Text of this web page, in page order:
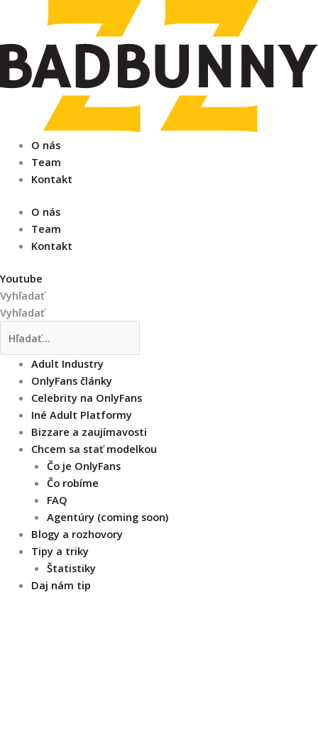
obsah
O nás
Team
Kontakt
O nás
Team
Kontakt
Youtube
Vyhľadať
Vyhľadať
Adult Industry
OnlyFans články
Celebrity na OnlyFans
Iné Adult Platformy
Bizzare a zaujímavosti
Chcem sa stať modelkou
Čo je OnlyFans
Čo robíme
FAQ
Agentúry (coming soon)
Blogy a rozhovory
Tipy a triky
Štatistiky
Daj nám tip